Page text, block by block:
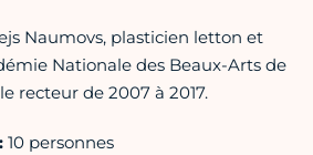
Naumovs, plasticien letton et
Nationale des Beaux-Arts de
recteur de 2007 à 2017.
10 personnes